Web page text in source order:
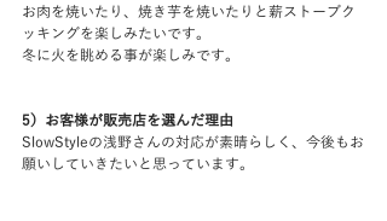
お肉を焼いたり、焼き芋を焼いたりと薪ストーブク
ッキングを楽しみたいです。
冬に火を眺める事が楽しみです。
5）お客様が販売店を選んだ理由
SlowStyleの浅野さんの対応が素晴らしく、今後もお
願いしていきたいと思っています。